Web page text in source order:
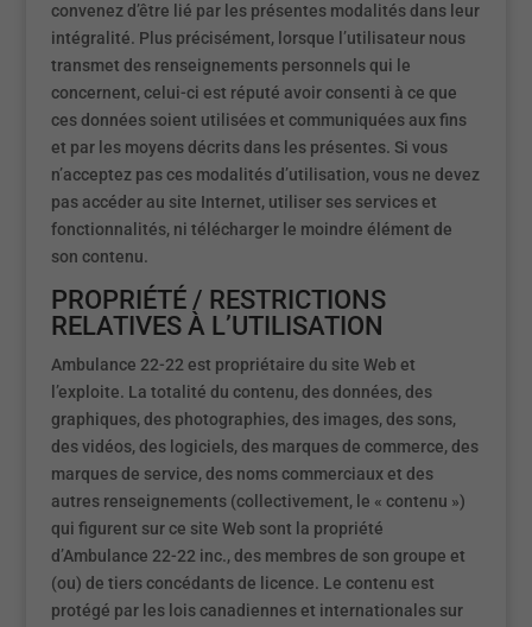
convenez d’être lié par les présentes modalités dans leur
intégralité. Plus précisément, lorsque l’utilisateur nous
transmet des renseignements personnels qui le
concernent, celui-ci est réputé avoir consenti à ce que
ces données soient utilisées et communiquées aux fins
et par les moyens décrits dans les présentes. Si vous
n’acceptez pas ces modalités d’utilisation, vous ne devez
pas accéder au site Internet, utiliser ses services et
fonctionnalités, ni télécharger le moindre élément de
son contenu.
PROPRIÉTÉ / RESTRICTIONS
RELATIVES À L’UTILISATION
Ambulance 22-22 est propriétaire du site Web et
l’exploite. La totalité du contenu, des données, des
graphiques, des photographies, des images, des sons,
des vidéos, des logiciels, des marques de commerce, des
marques de service, des noms commerciaux et des
autres renseignements (collectivement, le « contenu »)
qui figurent sur ce site Web sont la propriété
d’Ambulance 22-22 inc., des membres de son groupe et
(ou) de tiers concédants de licence. Le contenu est
protégé par les lois canadiennes et internationales sur